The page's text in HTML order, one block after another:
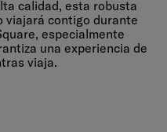
calidad, esta robusta
viajará contigo durante
especialmente
una experiencia de
viaja.